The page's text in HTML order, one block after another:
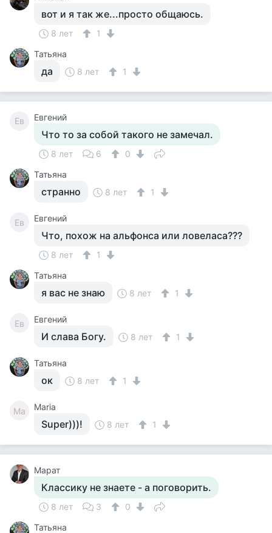
вот и я так же...просто общаюсь.
8 лет
1
Татьяна
да 8 лет 1
Ев Евгений
Что то за собой такого не замечал.
8 лет 6
0
Татьяна
странно 8 лет 1
Ев Евгений
Что, похож на альфонса или ловеласа???
8 лет
1
Татьяна
я вас не знаю 8 лет 1
Ев Евгений
И слава Богу. 8 лет 1
Татьяна
ок 8 лет 1
Ma Maria
Super)))! 8 лет 1
Марат
Классику не знаете - а поговорить.
8 лет 3
0
Татьяна